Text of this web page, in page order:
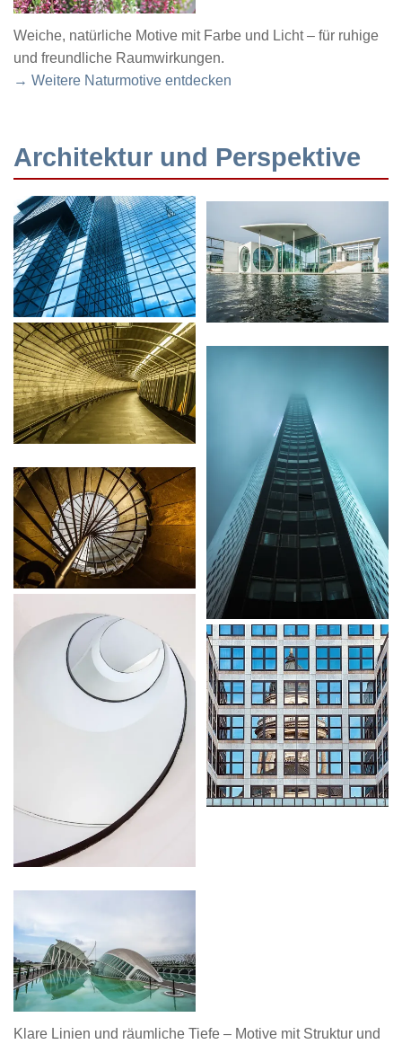
Weiche, natürliche Motive mit Farbe und Licht – für ruhige
und freundliche Raumwirkungen.
→ Weitere Naturmotive entdecken
Architektur und Perspektive
Klare Linien und räumliche Tiefe – Motive mit Struktur und